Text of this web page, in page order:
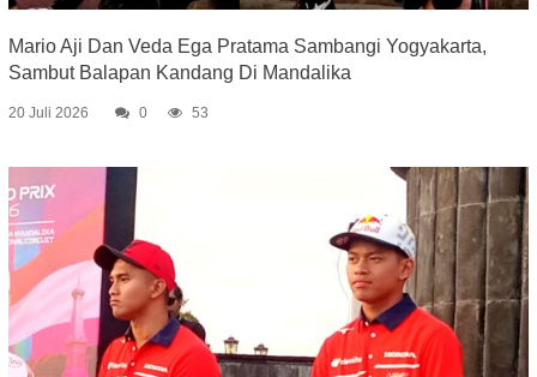
Mario Aji Dan Veda Ega Pratama Sambangi Yogyakarta,
Sambut Balapan Kandang Di Mandalika
20 Juli 2026 0 53